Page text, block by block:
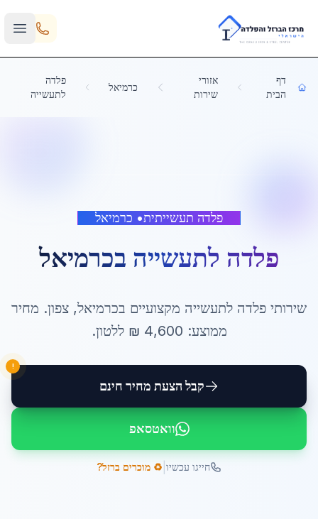
Skip to main content
דף
הבית
אזורי
שירות
כרמיאל
פלדה
לתעשייה
פלדה תעשייתית• כרמיאל
פלדה לתעשייה בכרמיאל
שירותי פלדה לתעשייה מקצועיים בכרמיאל, צפון. מחיר
ממוצע: 4,600 ₪ ללטון.
קבל הצעת מחיר חינם
!
וואטסאפ
חייגו עכשיו ♻️ מוכרים ברזל?